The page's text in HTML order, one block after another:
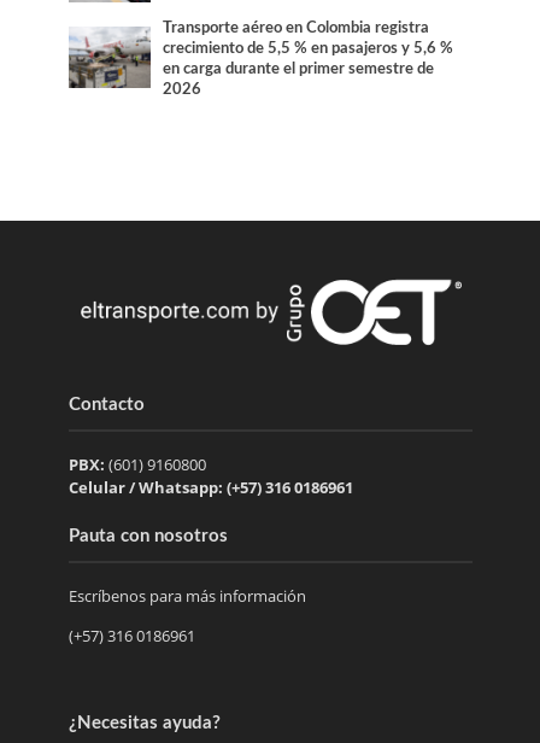
Transporte aéreo en Colombia registra
crecimiento de 5,5 % en pasajeros y 5,6 %
en carga durante el primer semestre de
2026
Contacto
PBX: (601) 9160800
Celular / Whatsapp: (+57) 316 0186961
Pauta con nosotros
Escríbenos para más información
(+57) 316 0186961
¿Necesitas ayuda?